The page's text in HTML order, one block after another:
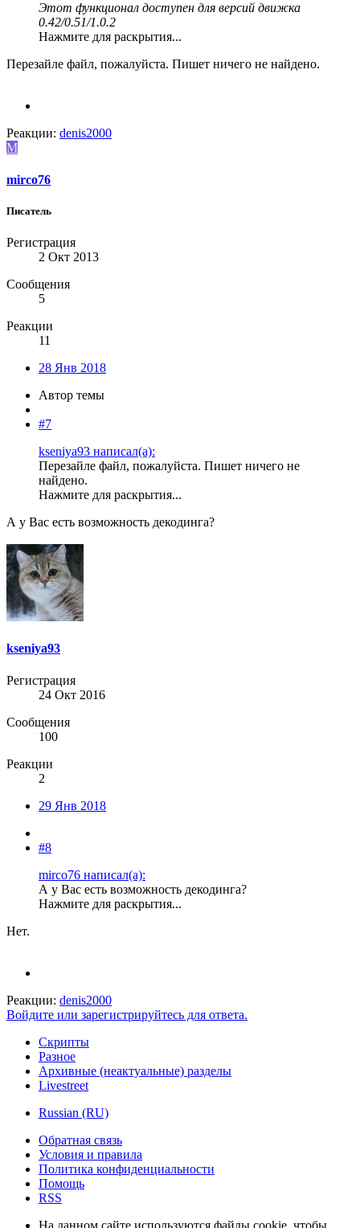
Этот функционал доступен для версий движка
0.42/0.51/1.0.2
Нажмите для раскрытия...
Перезайле файл, пожалуйста. Пишет ничего не найдено.
Реакции: denis2000
M
mirco76
Писатель
Регистрация
2 Окт 2013
Сообщения
5
Реакции
11
28 Янв 2018
Автор темы
#7
kseniya93 написал(а):
Перезайле файл, пожалуйста. Пишет ничего не
найдено.
Нажмите для раскрытия...
А у Вас есть возможность декодинга?
kseniya93
Регистрация
24 Окт 2016
Сообщения
100
Реакции
2
29 Янв 2018
#8
mirco76 написал(а):
А у Вас есть возможность декодинга?
Нажмите для раскрытия...
Нет.
Реакции: denis2000
Войдите или зарегистрируйтесь для ответа.
Скрипты
Разное
Архивные (неактуальные) разделы
Livestreet
Russian (RU)
Обратная связь
Условия и правила
Политика конфиденциальности
Помощь
RSS
На данном сайте используются файлы cookie, чтобы